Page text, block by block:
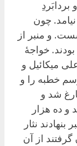
چون
و منبر از
خواجهٔ
میکائیل و
خطبه را و
شد و
و ده هزار
نثار
گرفتند از آن